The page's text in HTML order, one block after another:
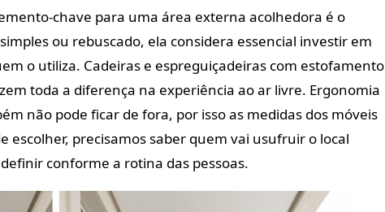
chave para uma área externa acolhedora é o
ou rebuscado, ela considera essencial investir em
o utiliza. Cadeiras e espreguiçadeiras com estofamento
toda a diferença na experiência ao ar livre. Ergonomia
não pode ficar de fora, por isso as medidas dos móveis
escolher, precisamos saber quem vai usufruir o local
conforme a rotina das pessoas.